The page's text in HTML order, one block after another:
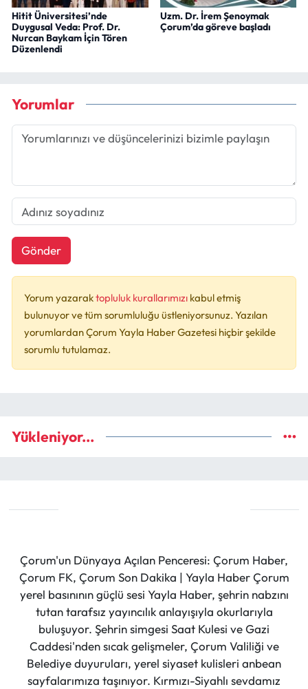
Hitit Üniversitesi’nde
Duygusal Veda: Prof. Dr.
Nurcan Baykam İçin Tören
Düzenlendi
Uzm. Dr. İrem Şenoymak
Çorum’da göreve başladı
Yorumlar
Gönder
Yorum yazaraktopluluk kurallarımızı kabul etmiş
bulunuyor ve tüm sorumluluğu üstleniyorsunuz. Yazılan
yorumlardan Çorum Yayla Haber Gazetesi hiçbir şekilde
sorumlu tutulamaz.
Yükleniyor...
Çorum'un Dünyaya Açılan Penceresi: Çorum Haber,
Çorum FK, Çorum Son Dakika | Yayla Haber Çorum
yerel basınının güçlü sesi Yayla Haber, şehrin nabzını
tutan tarafsız yayıncılık anlayışıyla okurlarıyla
buluşuyor. Şehrin simgesi Saat Kulesi ve Gazi
Caddesi'nden sıcak gelişmeler, Çorum Valiliği ve
Belediye duyuruları, yerel siyaset kulisleri anbean
sayfalarımıza taşınıyor. Kırmızı-Siyahlı sevdamız